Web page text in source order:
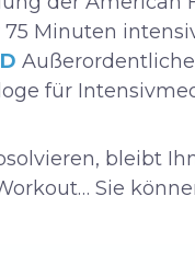
Minuten
für
bleibt
Sie